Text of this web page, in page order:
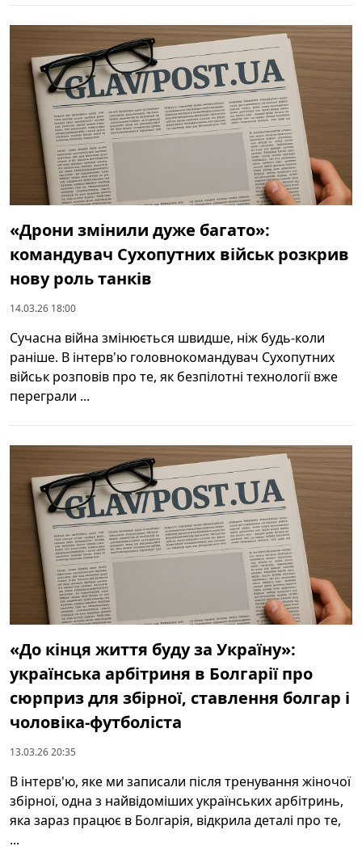
«Дрони змінили дуже багато»:
командувач Сухопутних військ розкрив
нову роль танків
14.03.26 18:00
Сучасна війна змінюється швидше, ніж будь-коли
раніше. В інтерв'ю головнокомандувач Сухопутних
військ розповів про те, як безпілотні технології вже
переграли ...
«До кінця життя буду за Україну»:
українська арбітриня в Болгарії про
сюрприз для збірної, ставлення болгар і
чоловіка-футболіста
13.03.26 20:35
В інтерв'ю, яке ми записали після тренування жіночої
збірної, одна з найвідоміших українських арбітринь,
яка зараз працює в Болгарія, відкрила деталі про те,
...